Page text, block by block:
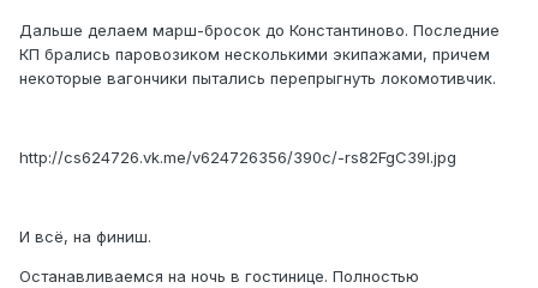
Дальше делаем марш-бросок до Константиново. Последние
КП брались паровозиком несколькими экипажами, причем
некоторые вагончики пытались перепрыгнуть локомотивчик.
http://cs624726.vk.me/v624726356/390c/-rs82FgC39I.jpg
И всё, на финиш.
Останавливаемся на ночь в гостинице. Полностью